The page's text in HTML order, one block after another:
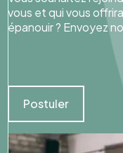
vous et qui vous
épanouir ? Envoyez
Postuler